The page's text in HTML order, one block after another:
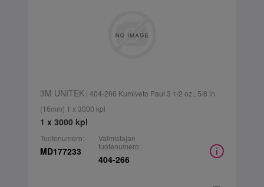
3M UNITEK| 404-266 Kumiveto Paul 3 1/2 oz., 5/8 in
(16mm) 1 x 3000 kpl
1 x 3000 kpl
Tuotenumero:
MD177233
Valmistajan
tuotenumero:
404-266